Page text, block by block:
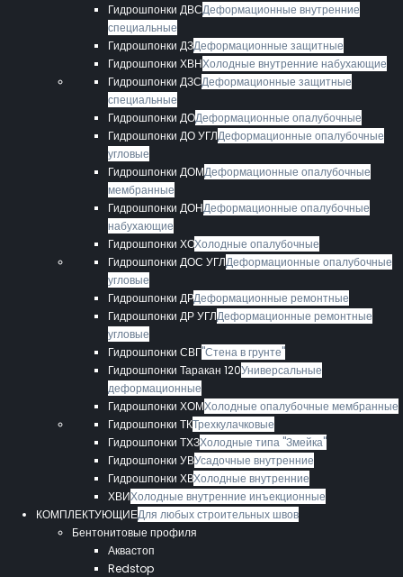
Гидрошпонки ДВСДеформационные внутренние
специальные
Гидрошпонки ДЗДеформационные защитные
Гидрошпонки ХВНХолодные внутренние набухающие
Гидрошпонки ДЗСДеформационные защитные
специальные
Гидрошпонки ДОДеформационные опалубочные
Гидрошпонки ДО УГЛДеформационные опалубочные
угловые
Гидрошпонки ДОМДеформационные опалубочные
мембранные
Гидрошпонки ДОНДеформационные опалубочные
набухающие
Гидрошпонки ХОХолодные опалубочные
Гидрошпонки ДОС УГЛДеформационные опалубочные
угловые
Гидрошпонки ДРДеформационные ремонтные
Гидрошпонки ДР УГЛДеформационные ремонтные
угловые
Гидрошпонки СВГ"Стена в грунте"
Гидрошпонки Таракан 120Универсальные
деформационные
Гидрошпонки ХОМХолодные опалубочные мембранные
Гидрошпонки ТКТрехкулачковые
Гидрошпонки ТХЗХолодные типа "Змейка"
Гидрошпонки УВУсадочные внутренние
Гидрошпонки ХВХолодные внутренние
ХВИХолодные внутренние инъекционные
КОМПЛЕКТУЮЩИЕДля любых строительных швов
Бентонитовые профиля
Аквастоп
Redstop